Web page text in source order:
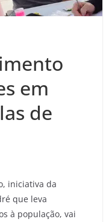
em
de
iniciativa da
que leva
à população, vai